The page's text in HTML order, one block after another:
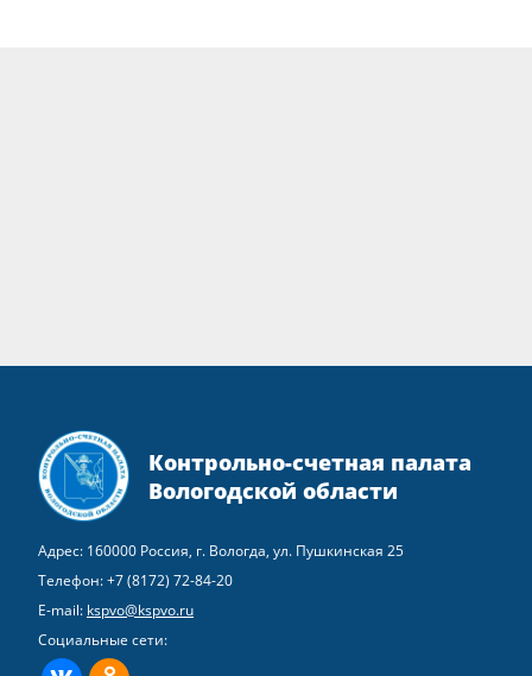
Контрольно-счетная палата
Вологодской области
Адрес: 160000 Россия, г. Вологда, ул. Пушкинская 25
Телефон:+7 (8172) 72-84-20
E-mail: kspvo@kspvo.ru
Социальные сети: